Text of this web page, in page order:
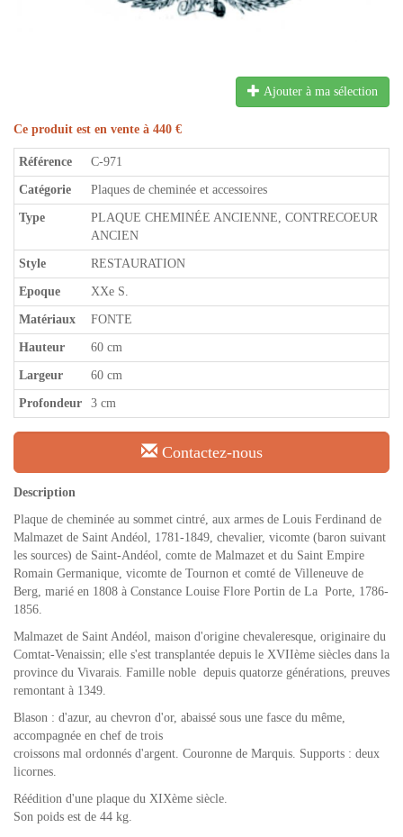
Ajouter à ma sélection
Ce produit est en vente à 440 €
Référence C-971
Catégorie Plaques de cheminée et accessoires
Type
PLAQUE CHEMINÉE ANCIENNE, CONTRECOEUR
ANCIEN
Style RESTAURATION
Epoque XXe S.
Matériaux FONTE
Hauteur 60 cm
Largeur 60 cm
Profondeur 3 cm
Contactez-nous
Description
Plaque de cheminée au sommet cintré, aux armes de Louis Ferdinand de
Malmazet de Saint Andéol, 1781-1849, chevalier, vicomte (baron suivant
les sources) de Saint-Andéol, comte de Malmazet et du Saint Empire
Romain Germanique, vicomte de Tournon et comté de Villeneuve de
Berg, marié en 1808 à Constance Louise Flore Portin de La Porte, 1786-
1856.
Malmazet de Saint Andéol, maison d'origine chevaleresque, originaire du
Comtat-Venaissin; elle s'est transplantée depuis le XVIIème siècles dans la
province du Vivarais. Famille noble depuis quatorze générations, preuves
remontant à 1349.
Blason : d'azur, au chevron d'or, abaissé sous une fasce du même,
accompagnée en chef de trois
croissons mal ordonnés d'argent. Couronne de Marquis. Supports : deux
licornes.
Réédition d'une plaque du XIXème siècle.
Son poids est de 44 kg.